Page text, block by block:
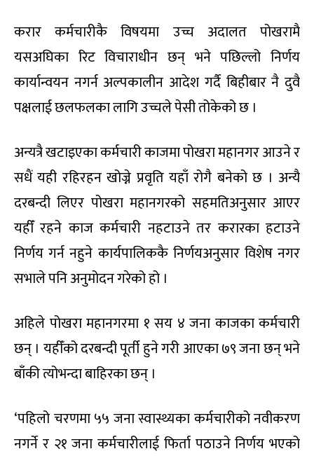
करार कर्मचारीकै विषयमा उच्च अदालत पोखरामै
यसअघिका रिट विचाराधीन छन् भने पछिल्लो निर्णय
कार्यान्वयन नगर्न अल्पकालीन आदेश गर्दै बिहीबार नै दुवै
पक्षलाई छलफलका लागि उच्चले पेसी तोकेको छ ।
अन्यत्रै खटाइएका कर्मचारी काजमा पोखरा महानगर आउने र
सधैं यही रहिरहन खोज्ने प्रवृति यहाँ रोगै बनेको छ । अन्यै
दरबन्दी लिएर पोखरा महानगरको सहमतिअनुसार आएर
यहीँ रहने काज कर्मचारी नहटाउने तर करारका हटाउने
निर्णय गर्न नहुने कार्यपालिककै निर्णयअनुसार विशेष नगर
सभाले पनि अनुमोदन गरेको हो ।
अहिले पोखरा महानगरमा १ सय ४ जना काजका कर्मचारी
छन् । यहीँको दरबन्दी पूर्ती हुने गरी आएका ७९ जना छन् भने
बाँकी त्योभन्दा बाहिरका छन् ।
‘पहिलो चरणमा ५५ जना स्वास्थ्यका कर्मचारीको नवीकरण
नगर्ने र २१ जना कर्मचारीलाई फिर्ता पठाउने निर्णय भएको